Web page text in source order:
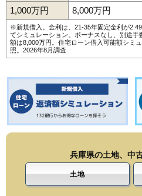
1,000万円
8,000万円
※新規借入。金利は、21-35年固定金利が
てシミュレーション。ボーナスなし、別途
額は8,000万円。 住宅ローン借入可能額シミ
照。2026年8月調査
兵庫県の土地、中
土地